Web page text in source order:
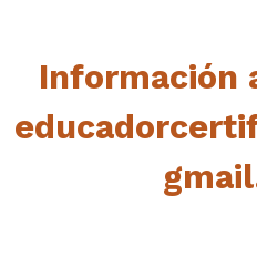
Información